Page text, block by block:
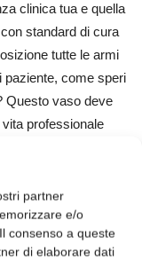
partner
e/o
consenso a queste
di elaborare dati
clinica tua e quella
standard di cura
tutte le armi
paziente, come speri
Questo vaso deve
professionale
determinante.
medico/paziente.
presente nello studio